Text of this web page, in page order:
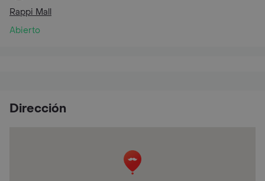
Rappi Mall
Abierto
Dirección